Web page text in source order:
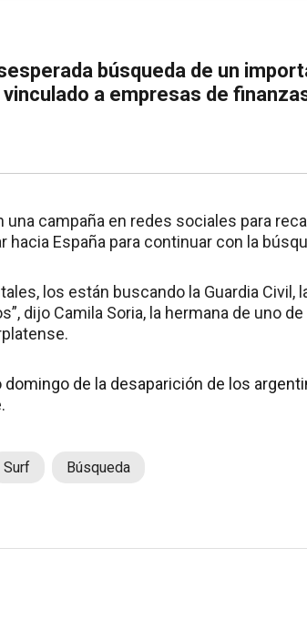
búsqueda de un
a empresas de
campaña en redes sociales para
España para continuar con la
los están buscando la Guardia Civil,
dijo Camila Soria, la hermana de uno
de la desaparición de los
Surf Búsqueda